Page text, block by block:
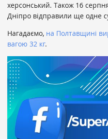
херсонський. Також 16
Дніпро відправили ще одне
Нагадаємо, на Полтавщині
вагою 32 кг.